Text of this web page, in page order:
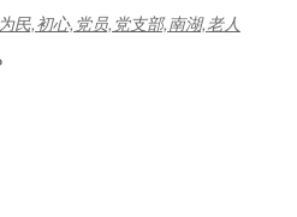
为民,初心,党员,党支部,南湖,老人